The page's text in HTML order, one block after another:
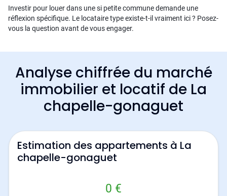
Investir pour louer dans une si petite commune demande une
réflexion spécifique. Le locataire type existe-t-il vraiment ici ? Posez-
vous la question avant de vous engager.
Analyse chiffrée du marché
immobilier et locatif de La
chapelle-gonaguet
Estimation des appartements à La
chapelle-gonaguet
0 €